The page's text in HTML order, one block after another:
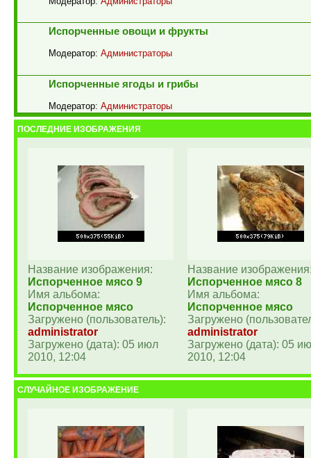
Испорченные овощи и фрукты
Модератор: Администраторы
Испорченные ягоды и грибы
Модератор: Администраторы
ПОСЛЕДНИЕ ИЗОБРАЖЕНИЯ
Название изображения:
Испорченное мясо 9
Имя альбома:
Испорченное мясо
Загружено (пользователь):
administrator
Загружено (дата): 05 июл
2010, 12:04
Название
Испорченное мясо 8
Имя альбома:
Испорченное мясо
Загружено
administrator
Загружено (дата): 05
2010, 12:04
СЛУЧАЙНОЕ ИЗОБРАЖЕНИЕ